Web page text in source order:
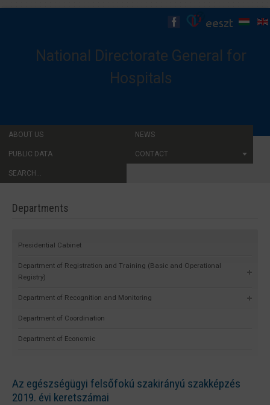
ABOUT US NEWS
PUBLIC DATA CONTACT
SEARCH...
National Directorate General for
Hospitals
Departments
Presidential Cabinet
Department of Registration and Training (Basic and Operational
Registry)
Department of Recognition and Monitoring
Department of Coordination
Department of Economic
Az egészségügyi felsőfokú szakirányú szakképzés
2019. évi keretszámai